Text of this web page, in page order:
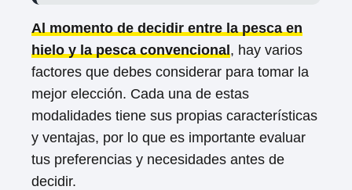
Al momento de decidir entre la pesca en
hielo y la pesca convencional, hay varios
factores que debes considerar para tomar la
mejor elección. Cada una de estas
modalidades tiene sus propias características
y ventajas, por lo que es importante evaluar
tus preferencias y necesidades antes de
decidir.